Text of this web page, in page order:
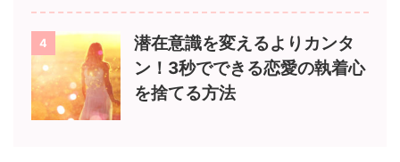
4
潜在意識を変えるよりカンタ
ン！3秒でできる恋愛の執着心
を捨てる方法